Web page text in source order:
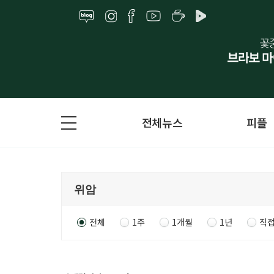
전체뉴스 피플
전체 1주 1개월 1년 직